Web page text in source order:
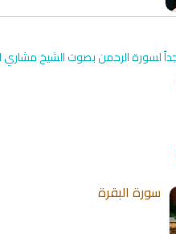
لسورة الرحمن بصوت الشيخ
سورة البقرة